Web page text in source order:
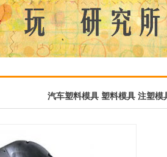
汽车塑料模具 塑料模具 注塑